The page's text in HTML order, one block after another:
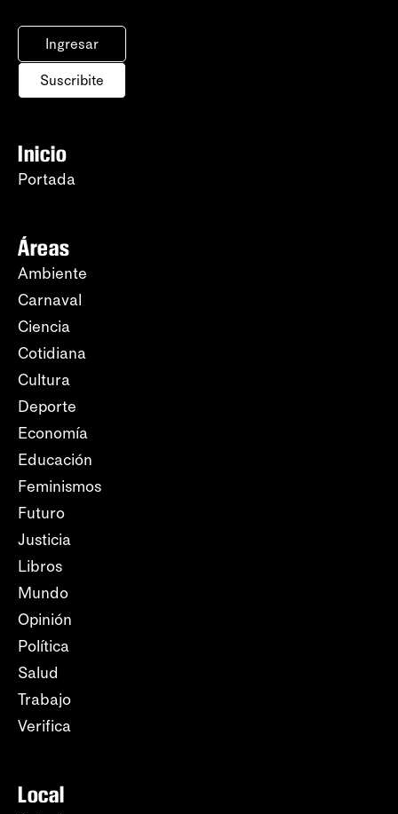
Ingresar
Suscribite
Inicio
Portada
Áreas
Ambiente
Carnaval
Ciencia
Cotidiana
Cultura
Deporte
Economía
Educación
Feminismos
Futuro
Justicia
Libros
Mundo
Opinión
Política
Salud
Trabajo
Verifica
Local